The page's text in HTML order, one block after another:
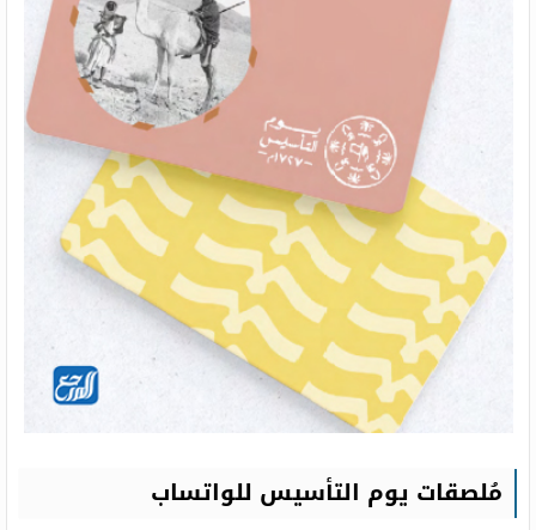
مُلصقات يوم التأسيس للواتساب